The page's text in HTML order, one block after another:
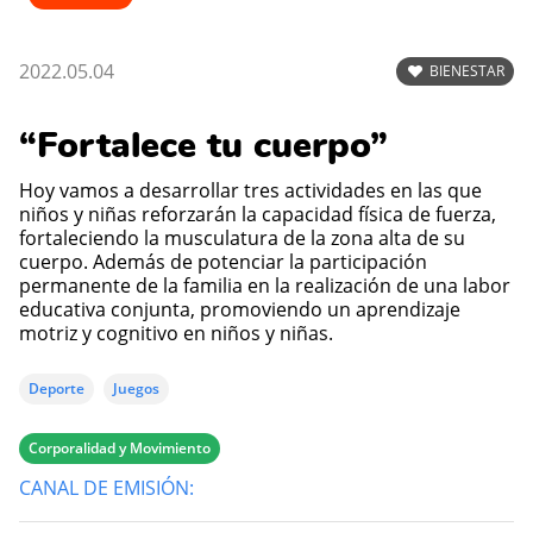
2022.05.04 BIENESTAR
“Fortalece tu cuerpo”
Hoy vamos a desarrollar tres actividades en las que
niños y niñas reforzarán la capacidad física de fuerza,
fortaleciendo la musculatura de la zona alta de su
cuerpo. Además de potenciar la participación
permanente de la familia en la realización de una labor
educativa conjunta, promoviendo un aprendizaje
motriz y cognitivo en niños y niñas.
Deporte Juegos
Corporalidad y Movimiento
CANAL DE EMISIÓN: